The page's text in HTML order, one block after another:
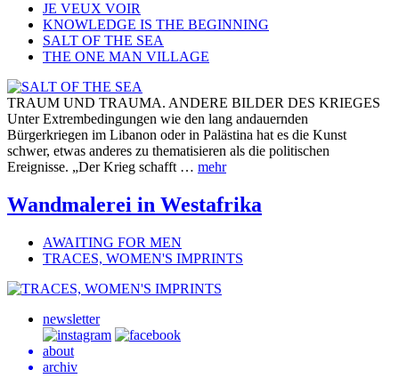
JE VEUX VOIR
KNOWLEDGE IS THE BEGINNING
SALT OF THE SEA
THE ONE MAN VILLAGE
TRAUM UND TRAUMA. ANDERE BILDER DES KRIEGES
Unter Extrembedingungen wie den lang andauernden
Bürgerkriegen im Libanon oder in Palästina hat es die Kunst
schwer, etwas anderes zu thematisieren als die politischen
Ereignisse. „Der Krieg schafft … mehr
Wandmalerei in Westafrika
AWAITING FOR MEN
TRACES, WOMEN'S IMPRINTS
newsletter
about
archiv